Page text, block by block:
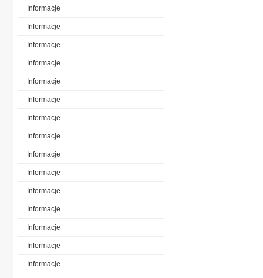
Informacje
Informacje
Informacje
Informacje
Informacje
Informacje
Informacje
Informacje
Informacje
Informacje
Informacje
Informacje
Informacje
Informacje
Informacje